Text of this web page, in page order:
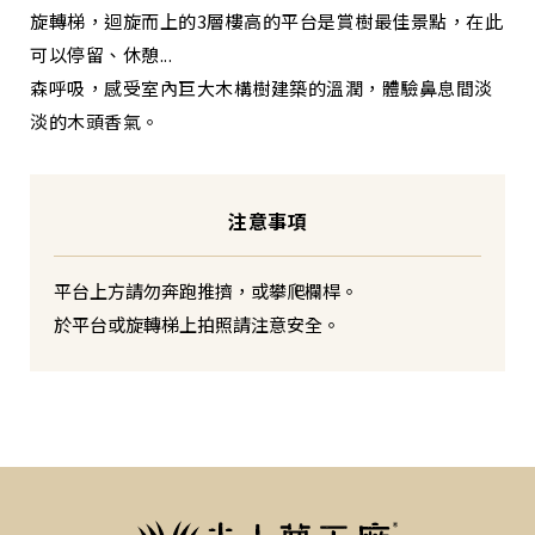
旋轉梯，迴旋而上的3層樓高的平台是賞樹最佳景點，在此
可以停留、休憩...
森呼吸，感受室內巨大木構樹建築的溫潤，體驗鼻息間淡
淡的木頭香氣。
注意事項
平台上方請勿奔跑推擠，或攀爬欄桿。
於平台或旋轉梯上拍照請注意安全。